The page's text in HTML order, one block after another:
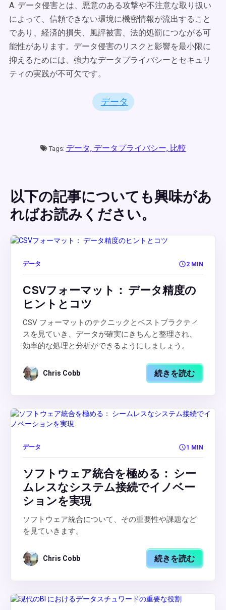
A. データ侵害とは、悪意のある攻撃や不注意な取り扱い
によって、信頼できない環境に機密情報が流出すること
であり、経済的損失、風評被害、法的処罰につながる可
能性があります。データ侵害のリスクと影響を最小限に
抑えるためには、強力なデータプライバシーとセキュリ
ティの実践が不可欠です。
データ
Tags: データ, データプライバシー, 比較
以下の記事についても興味があ
ればお読みください。
データ 2 MIN
CSVフォーマット： データ精度の
ヒントとコツ
CSV フォーマットのテクニックとベストプラクティ
スを見ていき、データが確実にきちんと整理され、
効率的な処理と分析ができるようにしましょう。
Chris Cobb 続きを読む
データ 1 MIN
ソフトウェア統合を極める： シー
ムレスなシステム接続でイノベー
ションを実現
ソフトウェア統合について、その重要性や課題など
を見ていきます。
Chris Cobb 続きを読む